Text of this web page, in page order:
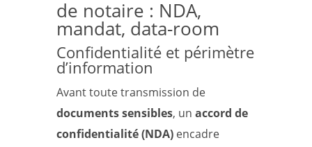
de notaire : NDA,
mandat, data-room
Confidentialité et périmètre
d’information
Avant toute transmission de
documents sensibles, un accord de
confidentialité (NDA)encadre